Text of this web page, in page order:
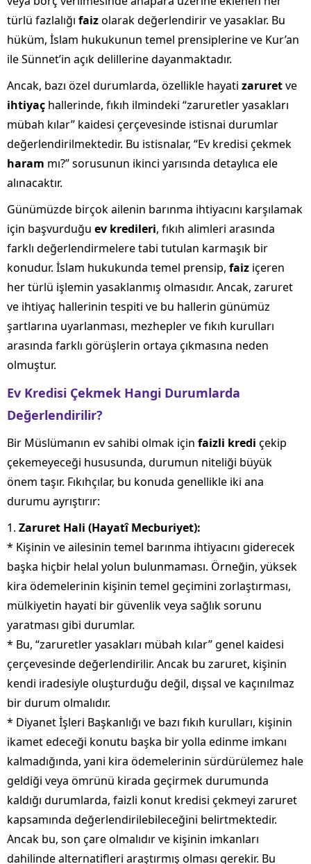
türlü fazlalığı faizolarak değerlendirir ve yasaklar. Bu
hüküm, İslam hukukunun temel prensiplerine ve Kur’an
ile Sünnet’in açık delillerine dayanmaktadır.
Ancak, bazı özel durumlarda, özellikle hayati zaruretve
ihtiyaç hallerinde, fıkıh ilmindeki “zaruretler yasakları
mübah kılar” kaidesi çerçevesinde istisnai durumlar
değerlendirilmektedir. Bu istisnalar, “Ev kredisi çekmek
haram mı?” sorusunun ikinci yarısında detaylıca ele
alınacaktır.
Günümüzde birçok ailenin barınma ihtiyacını karşılamak
için başvurduğu ev kredileri, fıkıh alimleri arasında
farklı değerlendirmelere tabi tutulan karmaşık bir
konudur. İslam hukukunda temel prensip, faiz içeren
her türlü işlemin yasaklanmış olmasıdır. Ancak, zaruret
ve ihtiyaç hallerinin tespiti ve bu hallerin günümüz
şartlarına uyarlanması, mezhepler ve fıkıh kurulları
arasında farklı görüşlerin ortaya çıkmasına neden
olmuştur.
Ev Kredisi Çekmek Hangi Durumlarda
Değerlendirilir?
Bir Müslümanın ev sahibi olmak için faizli kredi çekip
çekemeyeceği hususunda, durumun niteliği büyük
önem taşır. Fıkıhçılar, bu konuda genellikle iki ana
durumu ayrıştırır:
1. Zaruret Hali (Hayatî Mecburiyet):
* Kişinin ve ailesinin temel barınma ihtiyacını giderecek
başka hiçbir helal yolun bulunmaması. Örneğin, yüksek
kira ödemelerinin kişinin temel geçimini zorlaştırması,
mülkiyetin hayati bir güvenlik veya sağlık sorunu
yaratması gibi durumlar.
* Bu, “zaruretler yasakları mübah kılar” genel kaidesi
çerçevesinde değerlendirilir. Ancak bu zaruret, kişinin
kendi iradesiyle oluşturduğu değil, dışsal ve kaçınılmaz
bir durum olmalıdır.
* Diyanet İşleri Başkanlığı ve bazı fıkıh kurulları, kişinin
ikamet edeceği konutu başka bir yolla edinme imkanı
kalmadığında, yani kira ödemelerinin sürdürülemez hale
geldiği veya ömrünü kirada geçirmek durumunda
kaldığı durumlarda, faizli konut kredisi çekmeyi zaruret
kapsamında değerlendirilebileceğini belirtmektedir.
Ancak bu, son çare olmalıdır ve kişinin imkanları
dahilinde alternatifleri araştırmış olması gerekir. Bu